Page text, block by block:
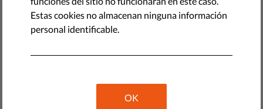
el triunfo de la "idea occidental" era evidente, ya que todos
los competidores ideológicos del liberalismo estaban
Estas cookies no almacenan ninguna información
personal identificable.
OK